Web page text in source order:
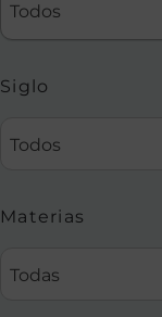
Todos
Siglo
Todos
Materias
Todas